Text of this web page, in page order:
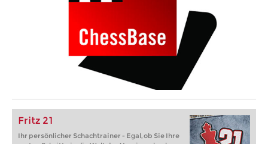
Fritz 21
Ihr persönlicher Schachtrainer - Egal, ob Sie Ihre